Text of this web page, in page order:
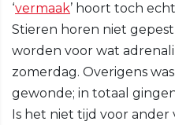
‘vermaak’ hoort toch
Stieren horen niet
worden voor wat
zomerdag. Overigens
gewonde; in totaal
Is het niet tijd voor ander